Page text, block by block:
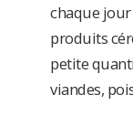
chaque
produits
petite
viandes,